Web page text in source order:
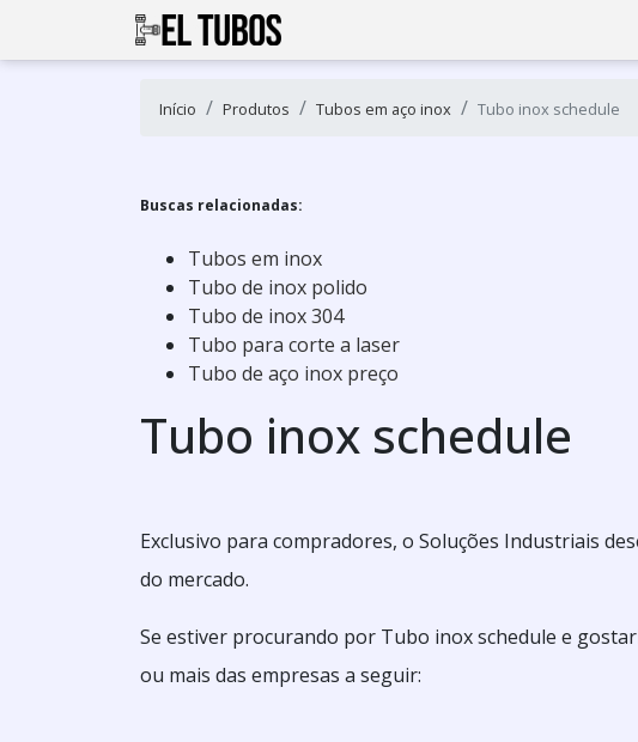
Início Produtos Tubos em aço inox Tubo inox schedule
Buscas relacionadas:
Tubos em inox
Tubo de inox polido
Tubo de inox 304
Tubo para corte a laser
Tubo de aço inox preço
Tubo inox schedule
Exclusivo para compradores, o Soluções Industriais
do mercado.
Se estiver procurando por Tubo inox schedule e
ou mais das empresas a seguir: